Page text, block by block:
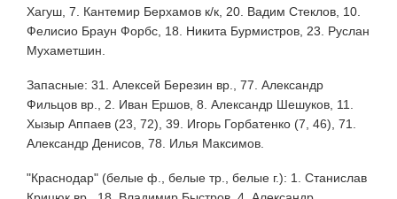
Хагуш, 7. Кантемир Берхамов к/к, 20. Вадим Стеклов, 10.
Фелисио Браун Форбс, 18. Никита Бурмистров, 23. Руслан
Мухаметшин.
Запасные: 31. Алексей Березин вр., 77. Александр
Фильцов вр., 2. Иван Ершов, 8. Александр Шешуков, 11.
Хызыр Аппаев (23, 72), 39. Игорь Горбатенко (7, 46), 71.
Александр Денисов, 78. Илья Максимов.
"Краснодар" (белые ф., белые тр., белые г.): 1. Станислав